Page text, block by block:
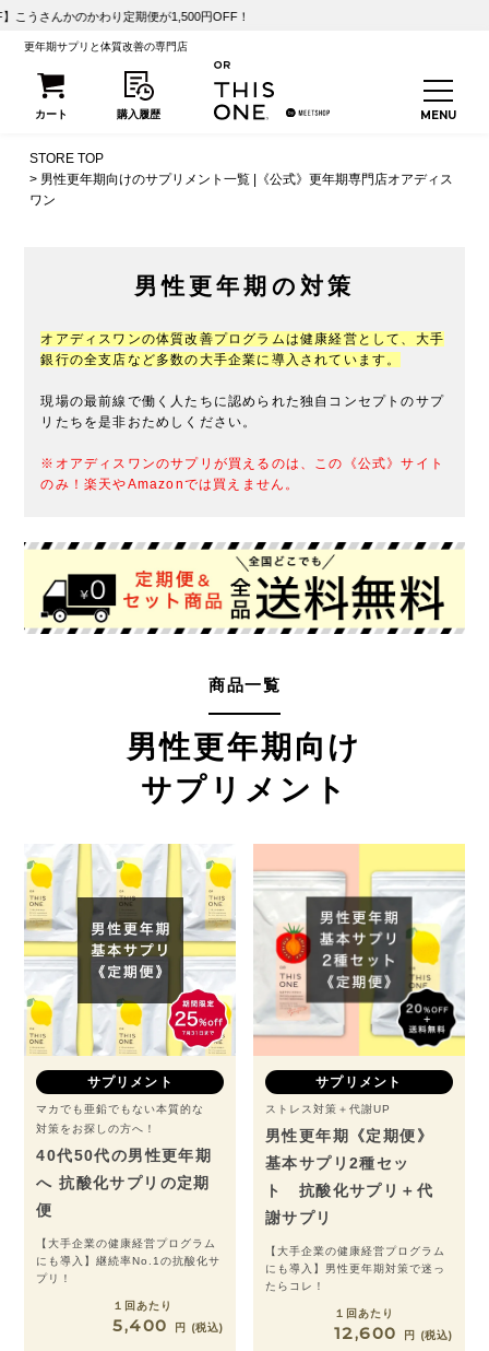
んかのかわり定期便が1,500円OFF！
更年期サプリと体質改善の専門店
STORE TOP
男性更年期向けのサプリメント一覧 |《公式》更年期専門店オアディス
ワン
男性更年期の対策
オアディスワンの体質改善プログラムは健康経営として、大手
銀行の全支店など多数の大手企業に導入されています。
現場の最前線で働く人たちに認められた独自コンセプトのサプ
リたちを是非おためしください。
※オアディスワンのサプリが買えるのは、この《公式》サイト
のみ！楽天やAmazonでは買えません。
商品一覧
男性更年期向け
サプリメント
サプリメント
マカでも亜鉛でもない本質的な
対策をお探しの方へ！
40代50代の男性更年期
へ 抗酸化サプリの定期
便
【大手企業の健康経営プログラム
にも導入】継続率No.1の抗酸化サ
プリ！
１回あたり
5,400 税込
サプリメント
ストレス対策＋代謝UP
男性更年期《定期便》
基本サプリ2種セッ
ト 抗酸化サプリ＋代
謝サプリ
【大手企業の健康経営プログラム
にも導入】男性更年期対策で迷っ
たらコレ！
１回あたり
12,600 税込